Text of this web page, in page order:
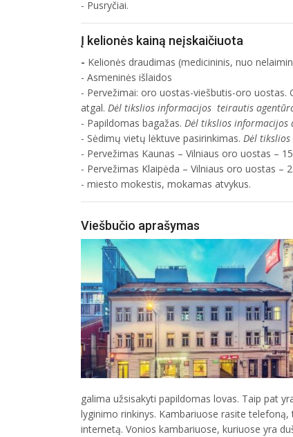
- Pusryčiai.
Į kelionės kainą neįskaičiuota
- Kelionės draudimas (medicininis, nuo
- Asmeninės išlaidos
- Pervežimai: oro uostas-viešbutis-oro
atgal. Dėl tikslios informacijos teirautis
- Papildomas bagažas. Dėl tikslios informacijos
- Sėdimų vietų lėktuve pasirinkimas. Dėl
- Pervežimas Kaunas – Vilniaus oro uostas –
- Pervežimas Klaipėda – Vilniaus oro uostas –
- miesto mokestis, mokamas atvykus.
Viešbučio aprašymas
galima užsisakyti papildomas lovas. Taip pat
lyginimo rinkinys. Kambariuose rasite
internetą. Vonios kambariuose, kuriuose yra